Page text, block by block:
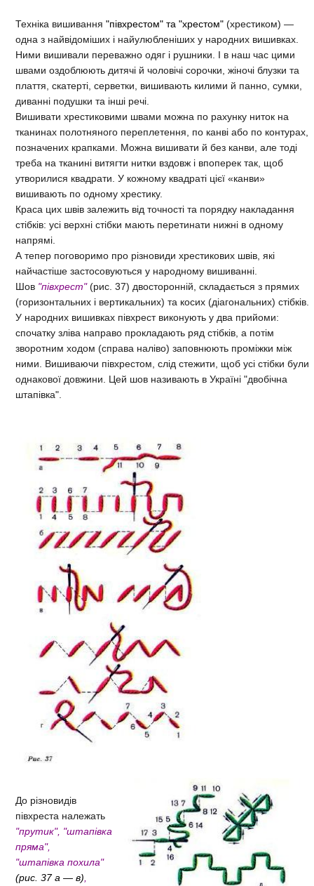
Техніка вишивання "півхрестом" та "хрестом" (хрестиком) —
одна з найвідоміших і найулюбленіших у народних вишивках.
Ними вишивали переважно одяг і рушники. І в наш час цими
швами оздоблюють дитячі й чоловічі сорочки, жіночі блузки та
плаття, скатерті, серветки, вишивають килими й панно, сумки,
диванні подушки та інші речі.
Вишивати хрестиковими швами можна по рахунку ниток на
тканинах полотняного переплетення, по канві або по контурах,
позначених крапками. Можна вишивати й без канви, але тоді
треба на тканині витягти нитки вздовж і впоперек так, щоб
утворилися квадрати. У кожному квадраті цієї «канви»
вишивають по одному хрестику.
Краса цих швів залежить від точності та порядку накладання
стібків: усі верхні стібки мають перетинати нижні в одному
напрямі.
А тепер поговоримо про різновиди хрестикових швів, які
найчастіше застосовуються у народному вишиванні.
Шов "півхрест"(рис. 37) двосторонній, складається з прямих
(горизонтальних і вертикальних) та косих (діагональних) стібків.
У народних вишивках півхрест виконують у два прийоми:
спочатку зліва направо прокладають ряд стібків, а потім
зворотним ходом (справа наліво) заповнюють проміжки між
ними. Вишиваючи півхрестом, слід стежити, щоб усі стібки були
однакової довжини. Цей шов називають в Україні "двобічна
штапівка".
До різновидів
півхреста належать
"прутик", "штапівка
пряма",
"штапівка похила"
(рис. 37 а — в),